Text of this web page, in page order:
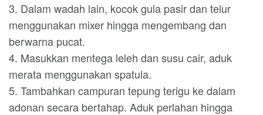
3. Dalam wadah lain, kocok gula pasir dan telur
menggunakan mixer hingga mengembang dan
berwarna pucat.
4. Masukkan mentega leleh dan susu cair, aduk
merata menggunakan spatula.
5. Tambahkan campuran tepung terigu ke dalam
adonan secara bertahap. Aduk perlahan hingga